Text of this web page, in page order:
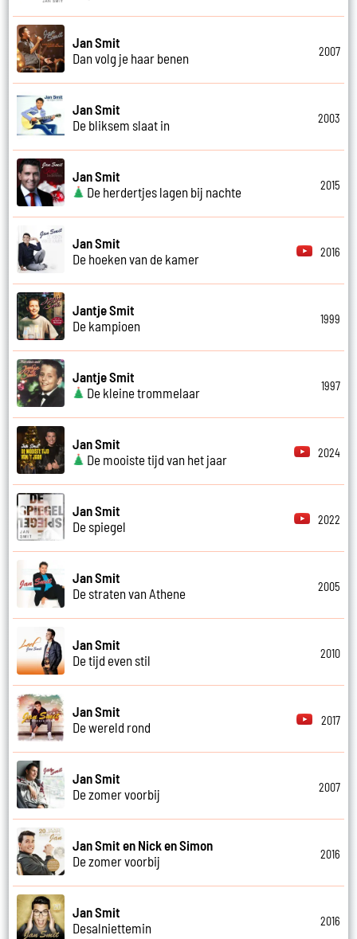
Jan Smit
Dan volg je haar benen
2007
Jan Smit
De bliksem slaat in
2003
Jan Smit
De herdertjes lagen bij nachte
2015
Jan Smit
De hoeken van de kamer
2016
Jantje Smit
De kampioen
1999
Jantje Smit
De kleine trommelaar
1997
Jan Smit
De mooiste tijd van het jaar
2024
Jan Smit
De spiegel
2022
Jan Smit
De straten van Athene
2005
Jan Smit
De tijd even stil
2010
Jan Smit
De wereld rond
2017
Jan Smit
De zomer voorbij
2007
Jan Smit en Nick en Simon
De zomer voorbij
2016
Jan Smit
Desalniettemin
2016